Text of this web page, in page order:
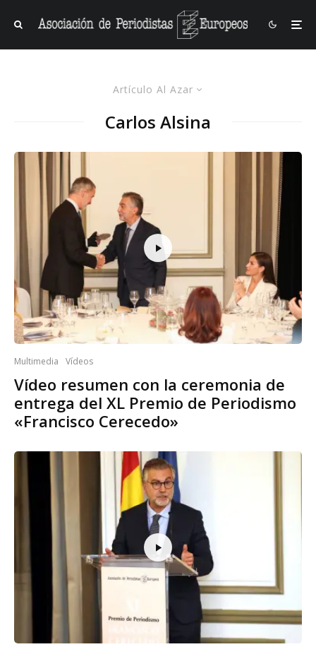
Artículo Al Azar
Carlos Alsina
Multimedia Vídeos
Vídeo resumen con la ceremonia de
entrega del XL Premio de Periodismo
«Francisco Cerecedo»